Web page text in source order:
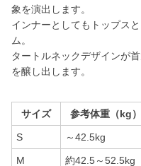
象を演出します。
インナーとしてもトップス
ム。
タートルネックデザインが
を醸し出します。
サイズ 参考体重（kg）
S ～42.5kg
M 約42.5～52.5kg